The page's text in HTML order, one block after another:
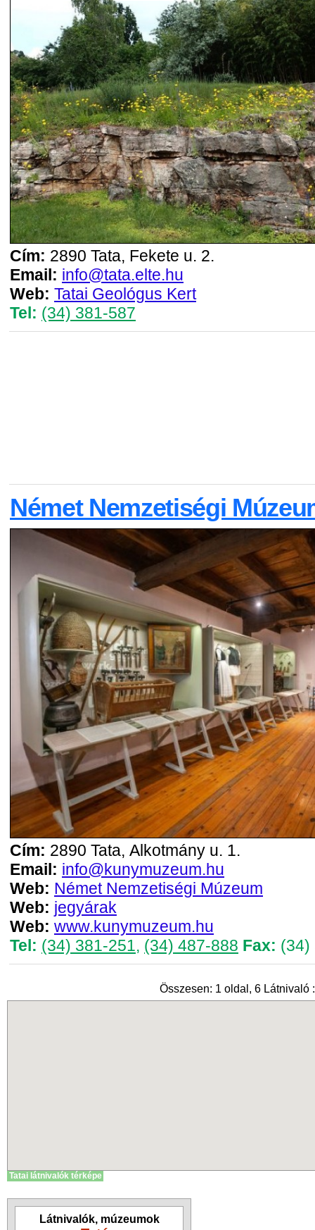
Cím: 2890 Tata, Fekete u. 2.
Email: info@tata.elte.hu
Web: Tatai Geológus Kert
Tel: (34) 381-587
Német Nemzetiségi
Cím: 2890 Tata, Alkotmány u. 1.
Email: info@kunymuzeum.hu
Web: Német Nemzetiségi Múzeum
Web: jegyárak
Web: www.kunymuzeum.hu
Tel: (34) 381-251, (34) 487-888 Fax: (34)
Összesen: 1 oldal, 6 Látnivaló :
Tatai látnivalók térképe
Látnivalók, múzeumok